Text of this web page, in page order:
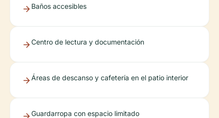
Baños accesibles
Centro de lectura y documentación
Áreas de descanso y cafetería en el patio interior
Guardarropa con espacio limitado